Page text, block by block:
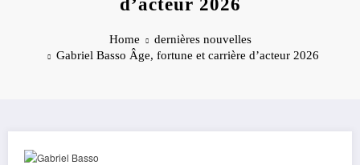
d’acteur 2026
Home
dernières nouvelles
Gabriel Basso Âge, fortune et carrière d’acteur 2026